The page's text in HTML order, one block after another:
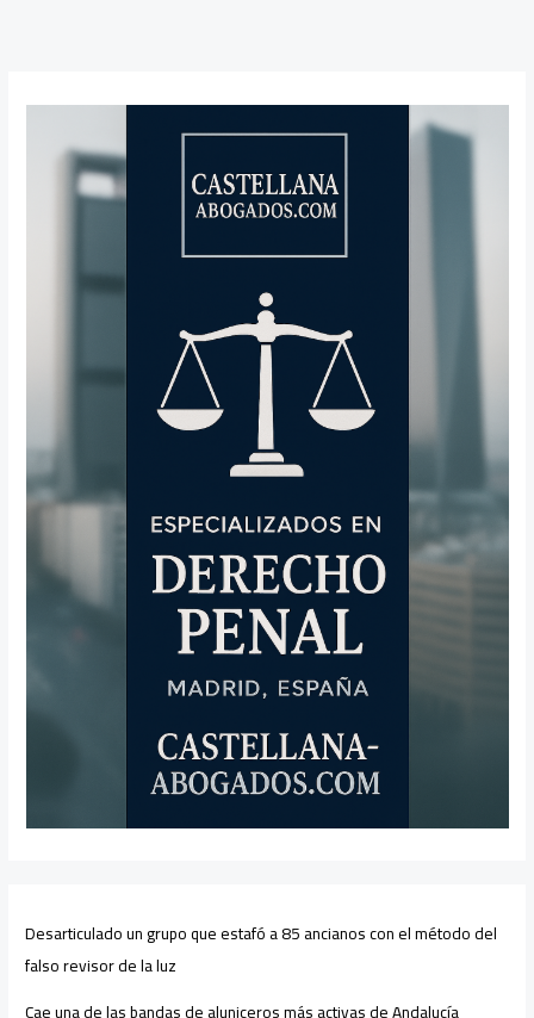
Desarticulado un grupo que estafó a 85 ancianos con el método del
falso revisor de la luz
Cae una de las bandas de aluniceros más activas de Andalucía